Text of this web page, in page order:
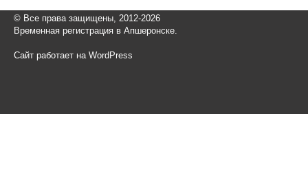
© Все права защищены, 2012-2026
Временная регистрация в Апшеронске.
Сайт работает на WordPress